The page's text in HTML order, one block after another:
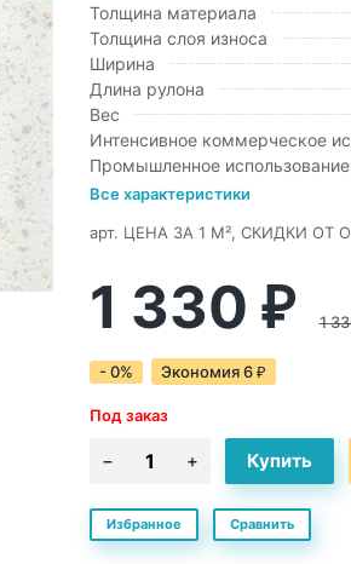
Толщина материала
Толщина слоя износа
Ширина
Длина рулона
Вес
Интенсивное коммерческое
Промышленное использование
Все характеристики
арт. ЦЕНА ЗА 1 М², СКИДКИ ОТ
1 330 ₽ 1
- 0% Экономия6 ₽
Под заказ
Избранное Сравнить